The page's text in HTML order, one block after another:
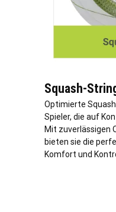
Squash-
Optimierte
Spieler, die auf
Mit zuverlässigen
bieten sie die
Komfort und